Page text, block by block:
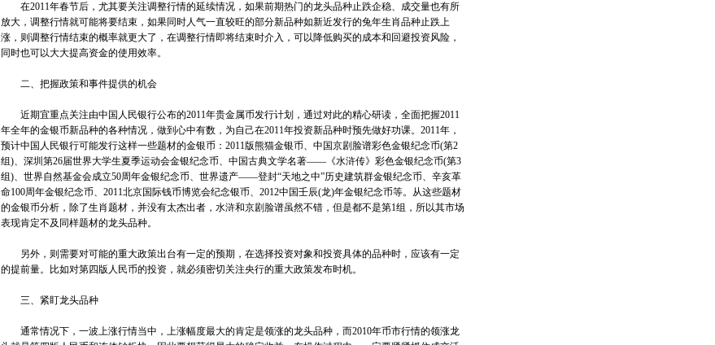
在2011年春节后，尤其要关注调整行情的延续情况，如果前期热门的龙头品种止跌企稳、成交量也有所
放大，调整行情就可能将要结束，如果同时人气一直较旺的部分新品种如新近发行的兔年生肖品种止跌上
涨，则调整行情结束的概率就更大了，在调整行情即将结束时介入，可以降低购买的成本和回避投资风险，
同时也可以大大提高资金的使用效率。
二、把握政策和事件提供的机会
近期宜重点关注由中国人民银行公布的2011年贵金属币发行计划，通过对此的精心研读，全面把握2011
年全年的金银币新品种的各种情况，做到心中有数，为自己在2011年投资新品种时预先做好功课。2011年，
预计中国人民银行可能发行这样一些题材的金银币：2011版熊猫金银币、中国京剧脸谱彩色金银纪念币(第2
组)、深圳第26届世界大学生夏季运动会金银纪念币、中国古典文学名著——《水浒传》彩色金银纪念币(第3
组)、世界自然基金会成立50周年金银纪念币、世界遗产——登封“天地之中”历史建筑群金银纪念币、辛亥革
命100周年金银纪念币、2011北京国际钱币博览会纪念银币、2012中国壬辰(龙)年金银纪念币等。从这些题材
的金银币分析，除了生肖题材，并没有太杰出者，水浒和京剧脸谱虽然不错，但是都不是第1组，所以其市场
表现肯定不及同样题材的龙头品种。
另外，则需要对可能的重大政策出台有一定的预期，在选择投资对象和投资具体的品种时，应该有一定
的提前量。比如对第四版人民币的投资，就必须密切关注央行的重大政策发布时机。
三、紧盯龙头品种
通常情况下，一波上涨行情当中，上涨幅度最大的肯定是领涨的龙头品种，而2010年币市行情的领涨龙